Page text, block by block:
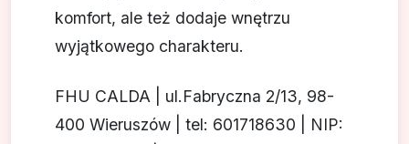
komfort, ale też dodaje wnętrzu
wyjątkowego charakteru.
FHU CALDA | ul.Fabryczna 2/13, 98-
400 Wieruszów | tel: 601718630 | NIP: